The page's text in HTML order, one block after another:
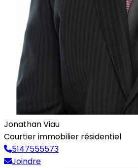
Jonathan Viau
Courtier immobilier résidentiel
5147555573
Joindre